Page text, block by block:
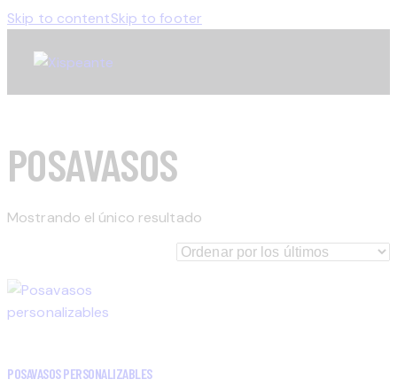
Skip to contentSkip to footer
POSAVASOS
Mostrando el único resultado
POSAVASOS PERSONALIZABLES